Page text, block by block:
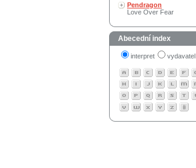
Pendragon
Love Over Fear
Abecední index
interpret vydavatel